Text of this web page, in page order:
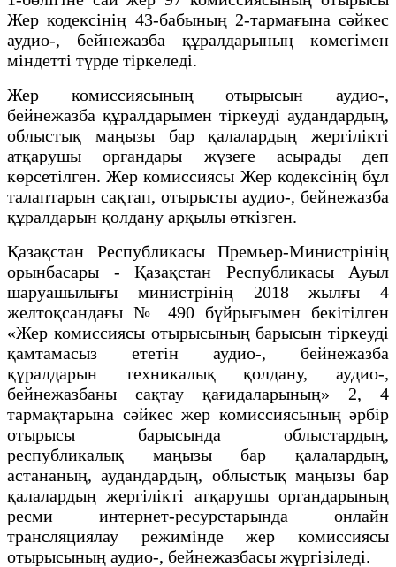
Жер кодексінің 43-бабының 2-тармағына сәйкес
аудио-, бейнежазба құралдарының көмегімен
міндетті түрде тіркеледі.
Жер комиссиясының отырысын аудио-,
бейнежазба құралдарымен тіркеуді аудандардың,
облыстық маңызы бар қалалардың жергілікті
атқарушы органдары жүзеге асырады деп
көрсетілген. Жер комиссиясы Жер кодексінің бұл
талаптарын сақтап, отырысты аудио-, бейнежазба
құралдарын қолдану арқылы өткізген.
Қазақстан Республикасы Премьер-Министрінің
орынбасары - Қазақстан Республикасы Ауыл
шаруашылығы министрінің 2018 жылғы 4
желтоқсандағы № 490 бұйрығымен бекітілген
«Жер комиссиясы отырысының барысын тіркеуді
қамтамасыз ететін аудио-, бейнежазба
құралдарын техникалық қолдану, аудио-,
бейнежазбаны сақтау қағидаларының» 2, 4
тармақтарына сәйкес жер комиссиясының әрбір
отырысы барысында облыстардың,
республикалық маңызы бар қалалардың,
астананың, аудандардың, облыстық маңызы бар
қалалардың жергілікті атқарушы органдарының
ресми интернет-ресурстарында онлайн
трансляциялау режимінде жер комиссиясы
отырысының аудио-, бейнежазбасы жүргізіледі.